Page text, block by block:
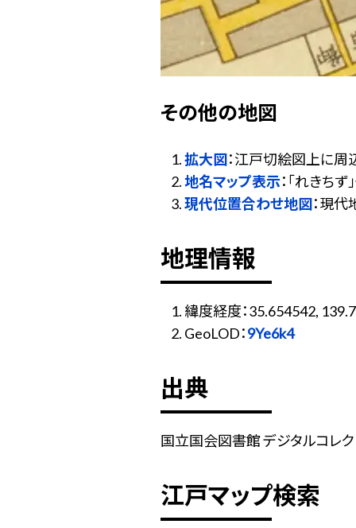
その他の地図
拡大図：江戸切絵図上に周
地名マップ表示：「れきち
現代位置合わせ地図：現
地理情報
緯度経度：35.654542,
GeoLOD：9Ye6k4
出典
国立国会図書館 デジタルコレク
江戸マップ検索